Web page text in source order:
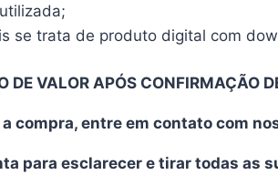
se trata de produto digital com
DE VALOR APÓS CONFIRMAÇÃO
compra, entre em contato com
para esclarecer e tirar todas as